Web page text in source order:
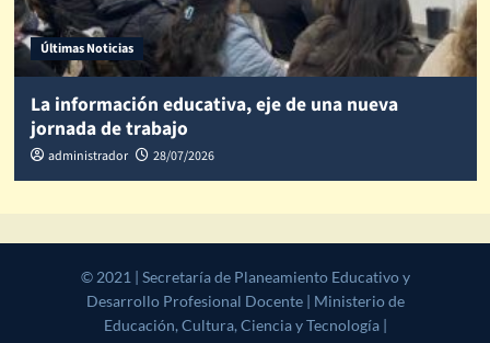
Últimas Noticias
La información educativa, eje de una nueva
jornada de trabajo
administrador 28/07/2026
© 2021 | Secretaría de Planeamiento Educativo y Desarrollo
Profesional Docente | Ministerio de Educación, Cultura, Ciencia y
Tecnología | Gobierno de la Provincia de Salta|CoverNews